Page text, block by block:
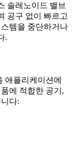
솔레노이드 밸브
공구 없이 빠르고
템을 중단하거나
.
애플리케이션에
에 적합한 공기,
다: